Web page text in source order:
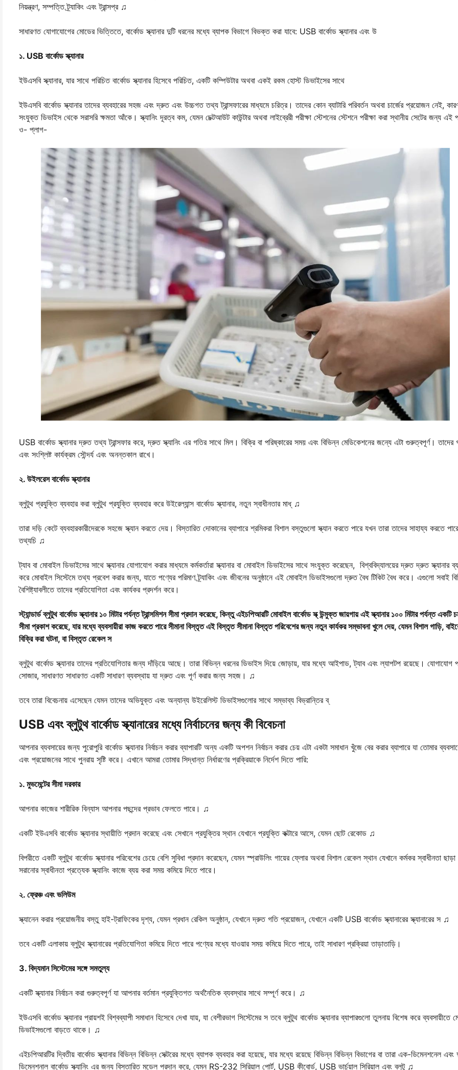
নিয়ন্ত্রণ, সম্পত্তি ট্র্যাকিং এবং ট্রান্সপ্র ♫
সাধারণত যোগাযোগের মোডের ভিত্তিতে, বার্কোড স্ক্যানার দুটি ধরনের মধ্যে ব্যাপক বিভাগে বিভক্ত করা যাবে: USB বার্কোড স্ক্যানার এবং উ
১. USB বার্কোড স্ক্যানার
ইউএসবি স্ক্যানার, যার সাথে পরিচিত বার্কোড স্ক্যানার হিসেবে পরিচিত, একটি কম্পিউটার অথবা একই রকম হোস্ট ডিভাইসের সাথে
ইউএসবি বার্কোড স্ক্যানার তাদের ব্যবহারের সহজ এবং দ্রুত এবং উচ্চগত তথ্য ট্রান্সফারের মাধ্যমে চরিত্র। তাদের কোন ব্যাটারি পরিবর্তন অথবা চার্জের প্রয়োজন নেই,
সংযুক্ত ডিভাইস থেকে সরাসরি ক্ষমতা আঁকে। স্ক্যানিং দূরত্ব কম, যেমন চেক্টআউট কাউন্টার অথবা লাইব্রেরী পরীক্ষা স্টেশনের স্টেশনে পরীক্ষা করা স্থানীয় সেটের জন্য এই
ও- প্লাগ-
USB বার্কোড স্ক্যানার দ্রুত তথ্য ট্রান্সফার করে, দ্রুত স্ক্যানিং এর গতির সাথে মিল। বিক্রি বা পরিষ্কারের সময় এবং বিভিন্ন মেডিকেশনের জন্যে এটা গুরুত্বপূর্ণ। তাদের
এবং সংশ্লিষ্ট কার্যক্রম সৌন্দর্য এবং অনন্তকাল রাখে।
২. উইলরেস বার্কোড স্ক্যানার
ব্লুটুথ প্রযুক্তি ব্যবহার করা ব্লুটুথ প্রযুক্তি ব্যবহার করে উইরেল্যান্স বার্কোড স্ক্যানার, নতুন স্বাধীনতার মাধ্ ♫
তারা দড়ি কেটে ব্যবহারকারীদেরকে সহজে স্ক্যান করতে দেয়। বিস্তারিত দোকানের ব্যাপারে শ্রমিকরা বিশাল বস্তুগুলো স্ক্যান করতে পারে যখন তারা তাদের সাহায্য করতে
তথ্যচি ♫
ট্যাব বা মোবাইল ডিভাইসের সাথে স্ক্যানার যোগাযোগ করার মাধ্যমে কর্মকর্তারা স্ক্যানার বা মোবাইল ডিভাইসের সাথে সংযুক্ত করেছেন, বিশ্ববিদ্যালয়ের দ্রুত দ্রুত স্ক্যানার
করে মোবাইল সিস্টেমে তথ্য প্রবেশ করার জন্য, যাতে পণ্যের পরিমাণ ট্র্যাকিং এবং জীবনের অনুষ্ঠানে এই মোবাইল ডিভাইসগুলো দ্রুত বৈধ টিকিট বৈধ করে। এগুলো সবাই
বৈশিষ্ট্যাবলীতে তাদের প্রতিযোগিতা এবং কার্যকর প্রদর্শন করে।
স্ট্যান্ডার্ড ব্লুটুথ বার্কোড স্ক্যানার ১০ মিটার পর্যন্ত ট্রান্সমিশন সীমা প্রদান করেছে, কিন্তু এইচপিআরটি মোবাইল বার্কোড স্ক্ উন্মুক্ত জায়গায় এই স্ক্যানার ১০০ মিটার পর্যন্ত একটি
সীমা প্রকাশ করেছে, যার মধ্যে ব্যবসায়ীরা কাজ করতে পারে সীমানা বিস্তৃত এই বিস্তৃত সীমানা বিস্তৃত পরিবেশের জন্য নতুন কার্যকর সম্ভাবনা খুলে দেয়, যেমন বিশাল গাড়ি,
বিক্রি করা ঘটনা, বা বিস্তৃত রেকেল স
ব্লুটুথ বার্কোড স্ক্যানার তাদের প্রতিযোগিতার জন্য দাঁড়িয়ে আছে। তারা বিভিন্ন ধরনের ডিভাইস দিয়ে জোড়ায়, যার মধ্যে আইপাড, ট্যাব এবং ল্যাপটপ রয়েছে। যোগাযোগ
সোজার, সাধারণত সাধারণত একটি সাধারণ ব্যবস্থায় যা দ্রুত এবং পূর্ণ করার জন্য সহজ। ♫
তবে তারা বিবেচনায় এসেছেন যেমন তাদের অভিযুক্ত এবং অন্যান্য উইরেলিস্ট ডিভাইসগুলোর সাথে সম্ভাব্য বিভ্রান্তির ব্
USB এবং ব্লুটুথ বার্কোড স্ক্যানারের মধ্যে নির্বাচনের জন্য কী বিবেচনা
আপনার ব্যবসায়ের জন্য পুরোপুরি বার্কোড স্ক্যানার নির্বাচন করার ব্যাপারটি অন্য একটি অপশন নির্বাচন করার চেয় এটা একটা সমাধান খুঁজে বের করার ব্যাপারে যা তোমার
এবং প্রয়োজনের সাথে পুনরায় সৃষ্টি করে। এখানে আমরা তোমার সিদ্ধান্ত নির্ধারণের প্রক্রিয়াকে নির্দেশ দিতে পারি:
১. মুভমেন্টের সীমা দরকার
আপনার কাজের শারীরিক বিন্যাস আপনার পছন্দের প্রভাব ফেলতে পারে। ♫
একটি ইউএসবি বার্কোড স্ক্যানার স্থায়ীতি প্রদান করেছে এবং সেখানে প্রযুক্তির স্থান যেখানে প্রযুক্তি কক্টারে আসে, যেমন ছোট রেকোড ♫
বিপরীতে একটি ব্লুটুথ বার্কোড স্ক্যানার পরিবেশের চেয়ে বেশি সুবিধা প্রদান করেছেন, যেমন স্প্রাউলিং গায়ের ফ্লোর অথবা বিশাল রেকেল স্থান যেখানে কর্মকর স্বাধীনতা ছাড়া
সরানোর স্বাধীনতা প্রত্যেক স্ক্যানিং কাজে ব্যয় করা সময় কমিয়ে দিতে পারে।
২. ফ্রেঞ্চ এবং ভলিউম
স্ক্যানেন করার প্রয়োজনীয় বস্তু হাই-ট্রাফিকের দৃশ্য, যেমন প্রধান রেকিল অনুষ্ঠান, যেখানে দ্রুত গতি প্রয়োজন, যেখানে একটি USB বার্কোড স্ক্যানারের স্ক্যানারের স ♫
তবে একটি এলাকায় ব্লুটুথ স্ক্যানারের প্রতিযোগিতা কমিয়ে দিতে পারে পণ্যের মধ্যে যাওয়ার সময় কমিয়ে দিতে পারে, তাই সাধারণ প্রক্রিয়া তাড়াতাড়ি।
3. বিদ্যমান সিস্টেমের সঙ্গে সমতুল্য
একটি স্ক্যানার নির্বাচন করা গুরুত্বপূর্ণ যা আপনার বর্তমান প্রযুক্তিগত অর্থনৈতিক ব্যবস্থার সাথে সম্পূর্ণ করে। ♫
ইউএসবি বার্কোড স্ক্যানার প্রায়শই বিশ্বব্যাপী সমাধান হিসেবে দেখা যায়, যা বেশীরভাগ সিস্টেমের স তবে ব্লুটুথ বার্কোড স্ক্যানার ব্যাপারগুলো তুলনায় বিশেষ করে ব্যবসায়ীতে
ডিভাইসগুলো বাড়তে থাকে। ♫
এইচপিআরটির দ্বিতীয় বার্কোড স্ক্যানার বিভিন্ন বিভিন্ন সেক্টরের মধ্যে ব্যাপক ব্যবহার করা হয়েছে, যার মধ্যে রয়েছে বিভিন্ন বিভিন্ন বিভাগের বা তারা এক-ডিমেনশনেল
ডিমেনশনাল বার্কোড স্ক্যানিং এর জন্য বিস্তারিত মডেল প্রদান করে, যেমন RS-232 সিরিয়াল পোর্ট, USB কীবোর্ড, USB ভার্চুয়াল সিরিয়াল এবং ব্লুটু ♫